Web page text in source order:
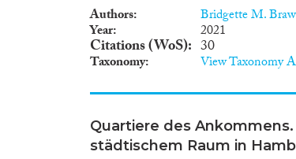
Authors Bridgette M.
Year 2021
Citations (WoS) 30
Taxonomy View Taxonomy
Quartiere des
städtischem Raum in